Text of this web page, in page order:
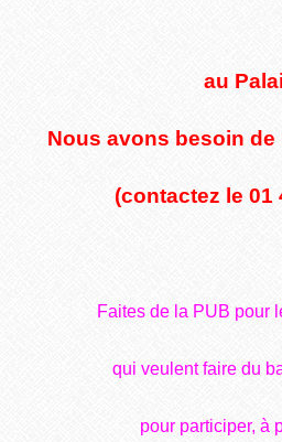
au
Nous avons besoin
(contactez le 01
Faites de la PUB pour
qui veulent faire du
pour participer, à